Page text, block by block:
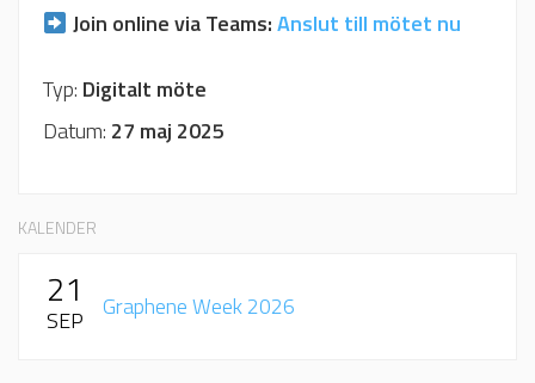
Join online via Teams:Anslut till mötet nu
Typ: Digitalt möte
Datum: 27 maj 2025
KALENDER
21
SEP Graphene Week 2026